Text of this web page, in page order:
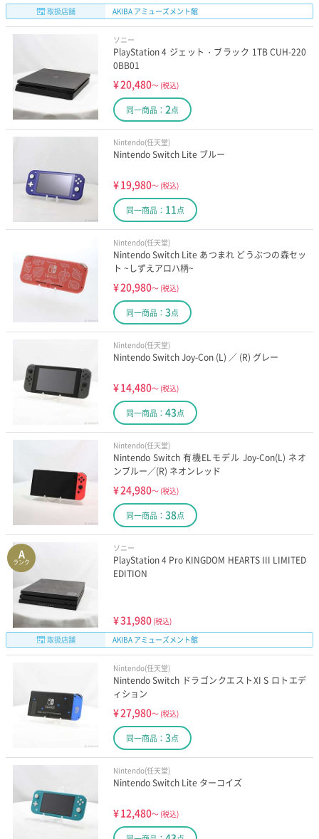
取扱店舗
AKIBA アミューズメント館
ソニー
PlayStation 4 ジェット・ブラック 1TB CUH-220
0BB01
¥20,480～ (税込)
同一商品： 2点
Nintendo(任天堂)
Nintendo Switch Lite ブルー
¥19,980～ (税込)
同一商品： 11点
Nintendo(任天堂)
Nintendo Switch Lite あつまれ どうぶつの森セッ
ト ~しずえアロハ柄~
¥20,980～ (税込)
同一商品： 3点
Nintendo(任天堂)
Nintendo Switch Joy-Con (L) ／ (R) グレー
¥14,480～ (税込)
同一商品： 43点
Nintendo(任天堂)
Nintendo Switch 有機ELモデル Joy-Con(L) ネオ
ンブルー／(R) ネオンレッド
¥24,980～ (税込)
同一商品： 38点
A
ランク
ソニー
PlayStation 4 Pro KINGDOM HEARTS III LIMITED
EDITION
¥31,980 (税込)
取扱店舗
AKIBA アミューズメント館
Nintendo(任天堂)
Nintendo Switch ドラゴンクエストXI S ロトエデ
ィション
¥27,980～ (税込)
同一商品： 3点
Nintendo(任天堂)
Nintendo Switch Lite ターコイズ
¥12,480～ (税込)